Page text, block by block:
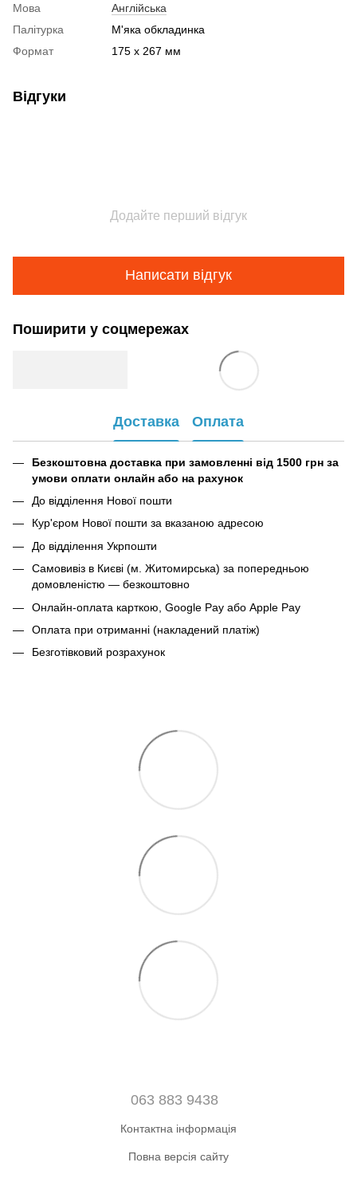
Мова
Англійська
Палітурка
М'яка обкладинка
Формат
175 x 267 мм
Відгуки
Додайте перший відгук
Написати відгук
Поширити у соцмережах
Доставка Оплата
Безкоштовна доставка при замовленні від 1500 грн за
умови оплати онлайн або на рахунок
До відділення Нової пошти
Кур'єром Нової пошти за вказаною адресою
До відділення Укрпошти
Самовивіз в Києві (м. Житомирська) за попередньою
домовленістю — безкоштовно
Онлайн-оплата карткою, Google Pay або Apple Pay
Оплата при отриманні (накладений платіж)
Безготівковий розрахунок
063 883 9438
Контактна інформація
Повна версія сайту